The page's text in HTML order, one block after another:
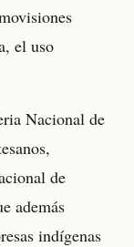
el uso
Nacional de
de
además
indígenas